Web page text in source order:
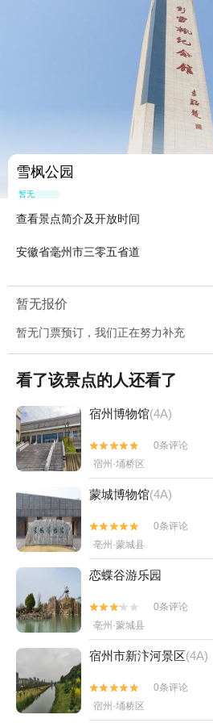
雪枫公园
暂无点评
查看景点简介及开放时间
安徽省毫州市三零五省道
暂无报价
暂无门票预订，我们正在努力补充
看了该景点的人还看了
宿州博物馆(4A)


0条评论
宿州·埇桥区
蒙城博物馆(4A)


0条评论
亳州·蒙城县
恋蝶谷游乐园


0条评论
亳州·蒙城县
宿州市新汴河景区(4A)


0条评论
宿州·埇桥区